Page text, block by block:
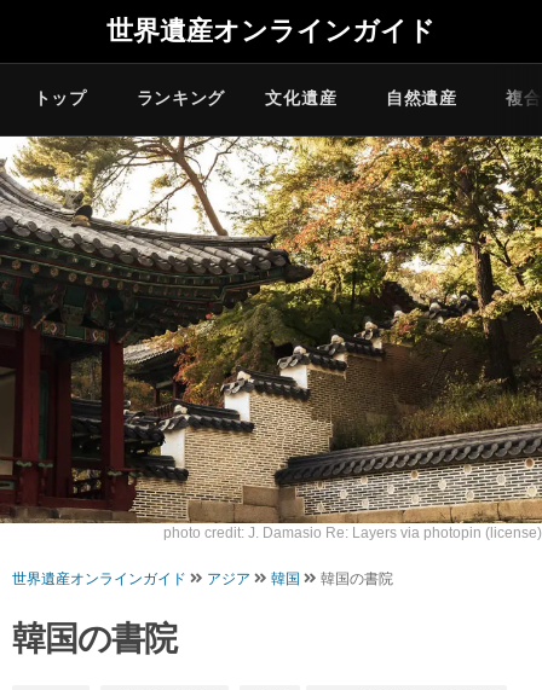
世界遺産オンラインガイド
トップ ランキング 文化遺産 自然遺産 複
photo credit: J. Damasio Re: Layers via photopin (license)
世界遺産オンラインガイド アジア 韓国 韓国の書院
韓国の書院